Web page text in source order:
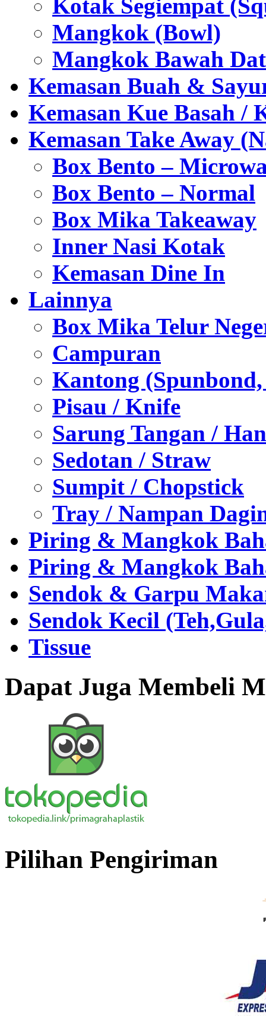
Kotak Segiempat
Mangkok (Bowl)
Mangkok Bawah
Kemasan Buah &
Kemasan Kue Basah /
Kemasan Take Away
Box Bento –
Box Bento – Normal
Box Mika Takeaway
Inner Nasi Kotak
Kemasan Dine In
Lainnya
Box Mika Telur
Campuran
Kantong
Pisau / Knife
Sarung Tangan /
Sedotan / Straw
Sumpit / Chopstick
Tray / Nampan
Piring & Mangkok
Piring & Mangkok
Sendok & Garpu
Sendok Kecil
Tissue
Dapat Juga Membeli
Pilihan Pengiriman